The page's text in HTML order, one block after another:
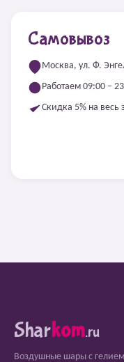
Самовывоз
Москва, ул. Ф.
Работаем 09:00 –
Скидка 5% на
Sharkom.ru
Воздушные шары с